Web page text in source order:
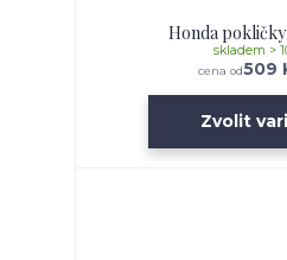
Honda
cena od509
skladem >
Zvolit